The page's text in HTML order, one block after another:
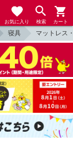
お気に入り 検索 カート
寝具 マットレス